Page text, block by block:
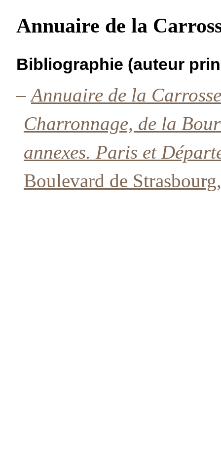
Annuaire de la
Bibliographie (auteur
–Annuaire de la
Charronnage, de la
annexes. Paris et
Boulevard de